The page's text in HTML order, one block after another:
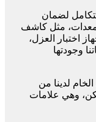
لضمان
مثل كاشف
اختبار العزل،
وجودتها
لدينا من
وهي علامات